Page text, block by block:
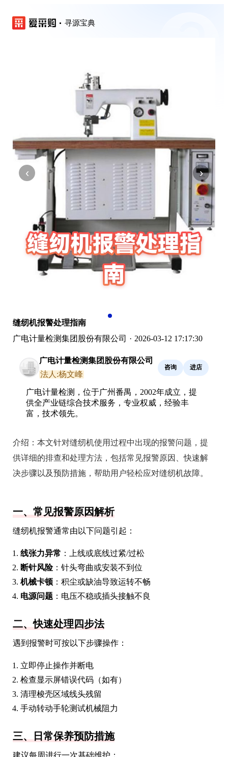
寻源宝典
‹ ›
缝纫机报警处理指南
广电计量检测集团股份有限公司 · 2026-03-12 17:17:30
广电计量检测集团股份有限公司
法人:杨文峰
咨询 进店
广电计量检测，位于广州番禺，2002年成立，提
供全产业链综合技术服务，专业权威，经验丰
富，技术领先。
介绍： 本文针对缝纫机使用过程中出现的报警问题，提
供详细的排查和处理方法，包括常见报警原因、快速解
决步骤以及预防措施，帮助用户轻松应对缝纫机故障。
一、常见报警原因解析
缝纫机报警通常由以下问题引起：
线张力异常 ：上线或底线过紧/过松
断针风险：针头弯曲或安装不到位
机械卡顿 ：积尘或缺油导致运转不畅
电源问题 ：电压不稳或插头接触不良
二、快速处理四步法
遇到报警时可按以下步骤操作：
立即停止操作并断电
检查显示屏错误代码（如有）
清理梭壳区域线头残留
手动转动手轮测试机械阻力
三、日常保养预防措施
建议每周进行一次基础维护：